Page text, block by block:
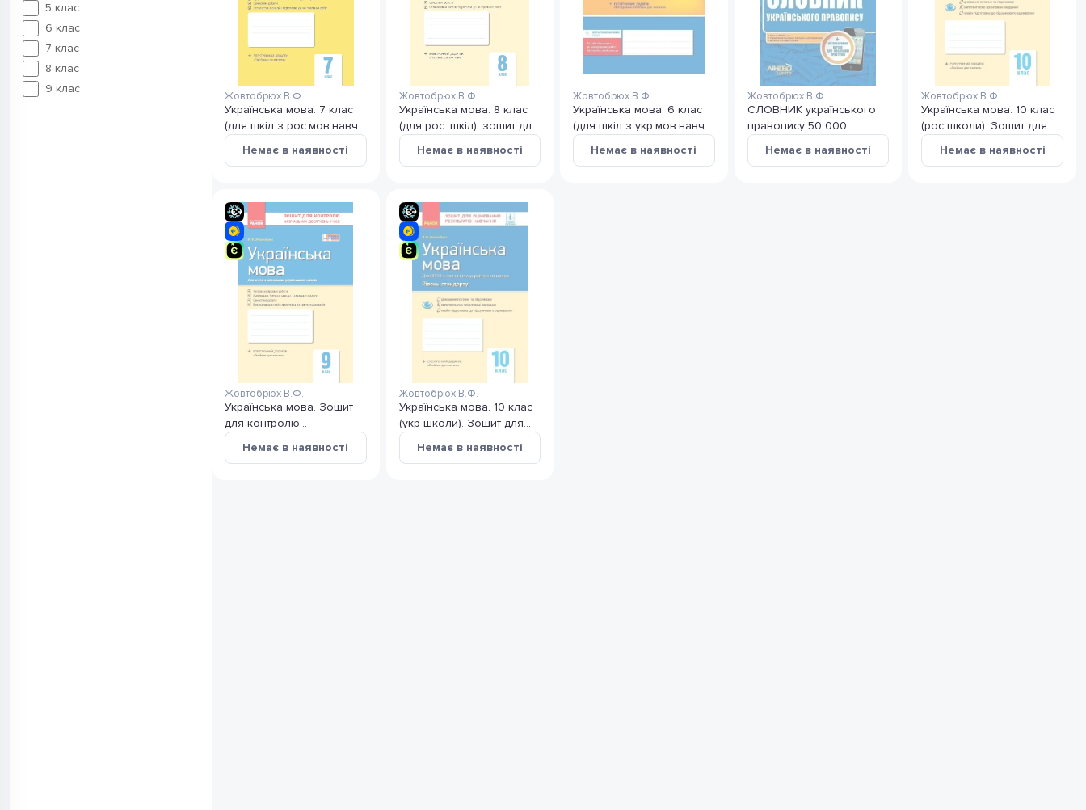
5 клас
6 клас
7 клас
8 клас
9 клас
Жовтобрюх В.Ф.
Українська мова. 7 клас
(для шкіл з рос.мов.навч.):
зошит для контролю
навчальних досягнень
Немає в наявності
Жовтобрюх В.Ф.
Українська мова. 8 клас
(для рос. шкіл): зошит для
контролю навчальних
досягнень учнів
Немає в наявності
Жовтобрюх В.Ф.
Українська мова. 6 клас
(для шкіл з укр.мов.навч.):
універсальний комплект:
контроль навч.
Немає в наявності
Жовтобрюх В.Ф.
СЛОВНИК українського
правопису 50 000
Немає в наявності
Жовтобрюх В.Ф.
Українська мова. 10 клас
(рос школи). Зошит для
оцінювання результатів
навчання
Немає в наявності
Жовтобрюх В.Ф.
Українська мова. Зошит
для контролю
навчальних досягнень
учнів для шкіл з
Немає в наявності
Жовтобрюх В.Ф.
Українська мова. 10 клас
(укр школи). Зошит для
оцінювання результатів
навчання
Немає в наявності